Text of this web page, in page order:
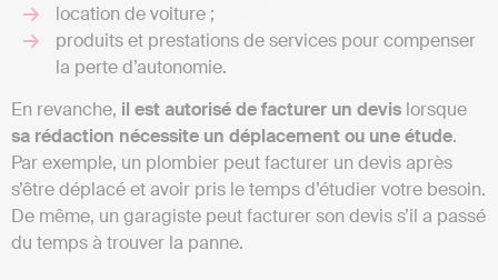
location de voiture ;
produits et prestations de services pour compenser
la perte d’autonomie.
En revanche, il est autorisé de facturer un devis lorsque
sa rédaction nécessite un déplacement ou une étude.
Par exemple, un plombier peut facturer un devis après
s’être déplacé et avoir pris le temps d’étudier votre besoin.
De même, un garagiste peut facturer son devis s’il a passé
du temps à trouver la panne.